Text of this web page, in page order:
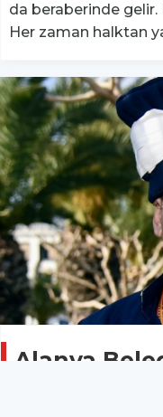
da beraberinde
Her zaman halktan
Alanya